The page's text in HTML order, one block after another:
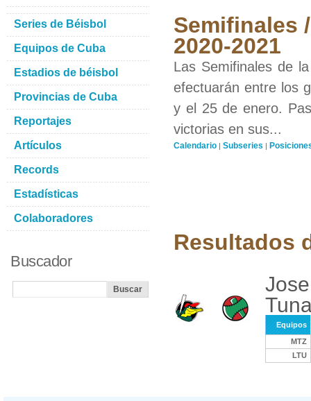
Semifinales
2020-2021
Las Semifinales de
efectuarán entre los
y el 25 de enero.
victorias en sus...
Calendario | Subseries |
Resultados
Equipos
MTZ
LTU
Series de Béisbol
Equipos de Cuba
Estadios de béisbol
Provincias de Cuba
Reportajes
Artículos
Records
Estadísticas
Colaboradores
Buscador